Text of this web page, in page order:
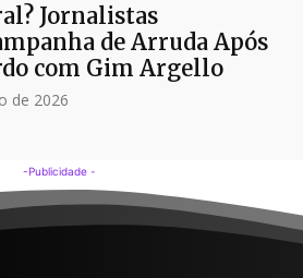
Jornalistas
de Arruda Após
com Gim Argello
de 2026
-Publicidade -